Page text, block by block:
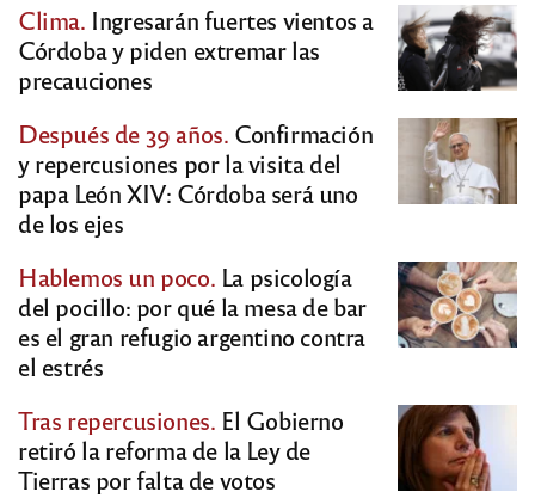
Clima. Ingresarán fuertes vientos a
Córdoba y piden extremar las
precauciones
Después de 39 años. Confirmación
y repercusiones por la visita del
papa León XIV: Córdoba será uno
de los ejes
Hablemos un poco. La psicología
del pocillo: por qué la mesa de bar
es el gran refugio argentino contra
el estrés
Tras repercusiones. El Gobierno
retiró la reforma de la Ley de
Tierras por falta de votos